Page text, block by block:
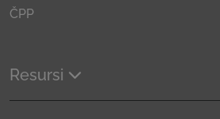
ČPP
Resursi